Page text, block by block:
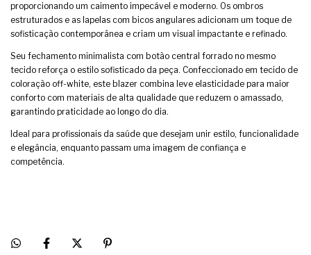
proporcionando um caimento impecável e moderno. Os ombros
estruturados e as lapelas com bicos angulares adicionam um toque de
sofisticação contemporânea e criam um visual impactante e refinado.
Seu fechamento minimalista com botão central forrado no mesmo
tecido reforça o estilo sofisticado da peça. Confeccionado em tecido de
coloração off-white, este blazer combina leve elasticidade para maior
conforto com materiais de alta qualidade que reduzem o amassado,
garantindo praticidade ao longo do dia.
Ideal para profissionais da saúde que desejam unir estilo, funcionalidade
e elegância, enquanto passam uma imagem de confiança e
competência.